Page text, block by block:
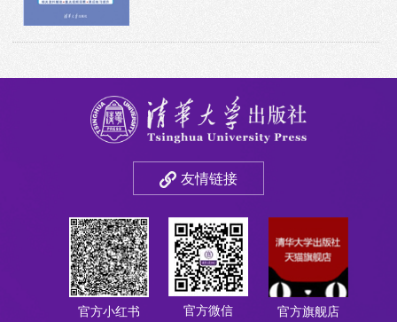
友情链接
官方小红书 官方微信 官方旗舰店